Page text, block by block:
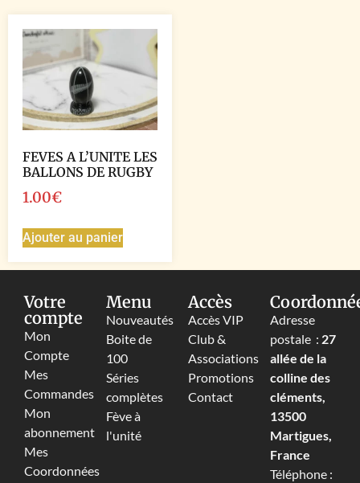
FEVES A L’UNITE LES
BALLONS DE RUGBY
1.00€
Ajouter au panier
Votre
compte
Mon
Compte
Mes
Commandes
Mon
abonnement
Mes
Coordonnées
Menu
Nouveautés
Boite de
100
Séries
complètes
Fève à
l'unité
Accès
Accès VIP
Club &
Associations
Promotions
Contact
Adresse
postale : 27
allée de la
colline des
cléments,
13500
Martigues,
France
Téléphone :